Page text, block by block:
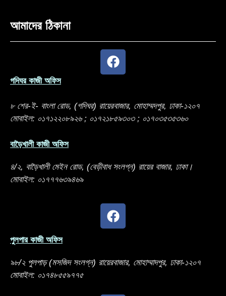
আমাদের ঠিকানা
গদিঘর কাজী অফিস
৮ শের-ই- বাংলা রোড, (গদিঘর) রায়েরবাজার, মোহাম্মদপুর, ঢাকা-১২০৭
মোবাইল: ০১৭১২২০৮৯২৬ ; ০১৭২১৮৫৯৩০৩ ; ০১৭০৩৫৩৫৩৬০
বাড়ৈখালী কাজী অফিস
৪/২, বাড়ৈখালী মেইন রোড, (বেড়ীবাধ সংলগ্ন) রায়ের বাজার, ঢাকা।
মোবাইল: ০১৭৭৭৬৩৯৪৬৯
পুলপার কাজী অফিস
৯৮/২ পুলপাড় (মসজিদ সংলগ্ন) রায়েরবাজার, মোহাম্মাদপুর, ঢাকা-১২০৭
মোবাইল: ০১৭৪৮৫৫৯৭৭৫